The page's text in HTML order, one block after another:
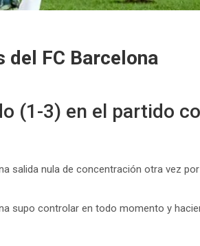
del FC Barcelona
(1-3) en el partido
salida nula de concentración otra vez
supo controlar en todo momento y